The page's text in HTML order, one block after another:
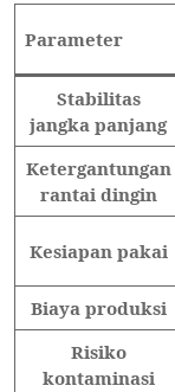
Parameter
Stabilitas
jangka panjang
Ketergantungan
rantai dingin
Kesiapan pakai
Biaya produksi
Risiko
kontaminasi